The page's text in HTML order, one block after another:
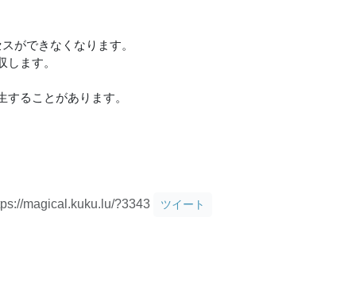
ができなくなります。
ます。
ることがあります。
magical.kuku.lu/?3343 ツイート